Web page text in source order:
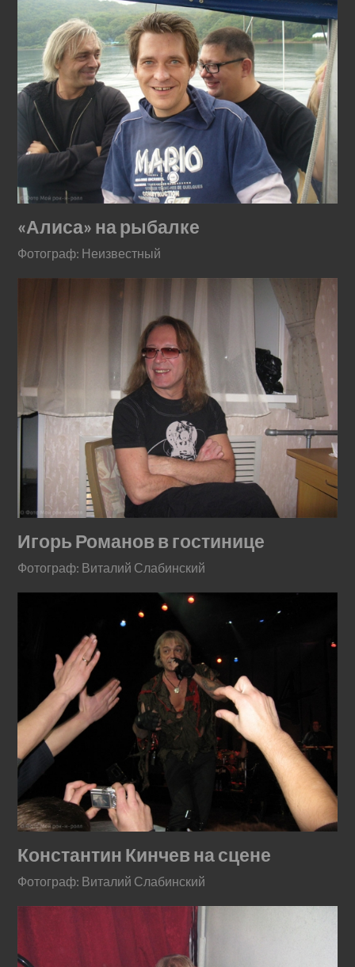
«Алиса» на рыбалке
Фотограф: Неизвестный
Игорь Романов в гостинице
Фотограф: Виталий Слабинский
Константин Кинчев на сцене
Фотограф: Виталий Слабинский